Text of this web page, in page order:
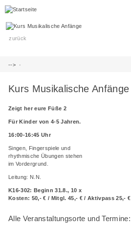
zurück
--> ·
Kurs Musikalische Anfänge
Zeigt her eure Füße 2
Für Kinder von 4-5 Jahren.
16:00-16:45 Uhr
Singen, Fingerspiele und
rhythmische Übungen stehen
im Vordergrund.
Leitung: N.N.
K16-302: Beginn 31.8., 10 x
Kosten: 50,- € / Mitgl. 45,- € / Aktivpass 25,- €
Alle Veranstaltungsorte und Termine: